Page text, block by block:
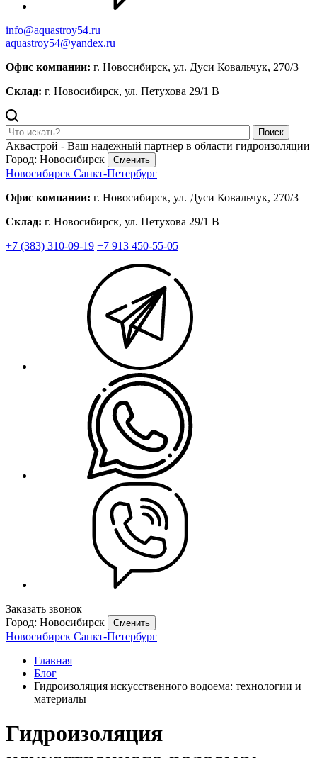
info@aquastroy54.ru
aquastroy54@yandex.ru
Офис компании: г. Новосибирск, ул. Дуси Ковальчук, 270/3
Склад: г. Новосибирск, ул. Петухова 29/1 В
Поиск
Аквастрой - Ваш надежный партнер в области гидроизоляции
Город: Новосибирск
Сменить
Новосибирск Санкт-Петербург
Офис компании: г. Новосибирск, ул. Дуси Ковальчук, 270/3
Склад: г. Новосибирск, ул. Петухова 29/1 В
+7 (383) 310-09-19 +7 913 450-55-05
Заказать звонок
Город: Новосибирск
Сменить
Новосибирск Санкт-Петербург
Главная
Блог
Гидроизоляция искусственного водоема: технологии и
материалы
Гидроизоляция